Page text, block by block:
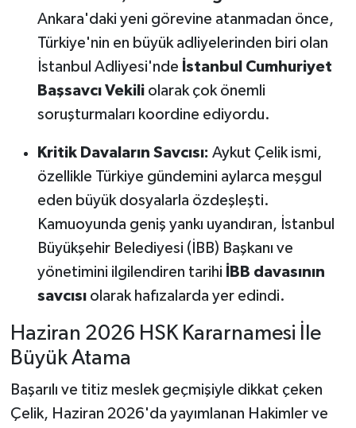
Ankara'daki yeni görevine atanmadan önce,
Türkiye'nin en büyük adliyelerinden biri olan
İstanbul Adliyesi'nde İstanbul Cumhuriyet
Başsavcı Vekiliolarak çok önemli
soruşturmaları koordine ediyordu.
Kritik Davaların Savcısı: Aykut Çelik ismi,
özellikle Türkiye gündemini aylarca meşgul
eden büyük dosyalarla özdeşleşti.
Kamuoyunda geniş yankı uyandıran, İstanbul
Büyükşehir Belediyesi (İBB) Başkanı ve
yönetimini ilgilendiren tarihi
İBB davasının
savcısıolarak hafızalarda yer edindi.
Haziran 2026 HSK Kararnamesi İle
Büyük Atama
Başarılı ve titiz meslek geçmişiyle dikkat çeken
Çelik, Haziran 2026'da yayımlanan Hakimler ve